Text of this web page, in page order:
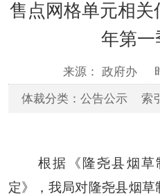
售点网格单元相关
年第一
来源： 政府办
体裁分类：公告公示 索
根据《 隆尧县烟草
定》，我局对隆尧县烟草